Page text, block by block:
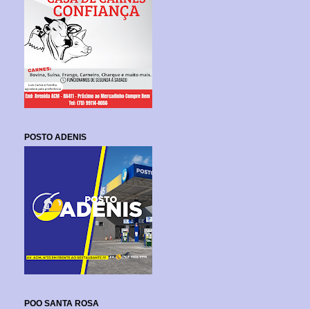
POSTO ADENIS
POO SANTA ROSA